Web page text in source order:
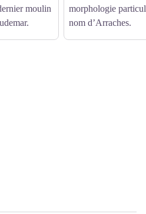
moulin
morphologie
nom d’Arraches.